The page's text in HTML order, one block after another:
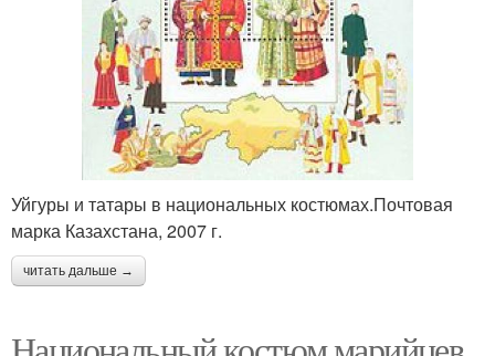
Уйгуры и татары в национальных костюмах.Почтовая
марка Казахстана, 2007 г.
читать дальше →